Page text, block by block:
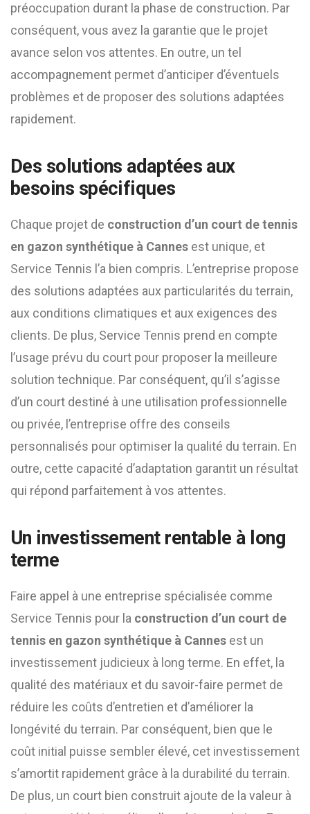
préoccupation durant la phase de construction. Par
conséquent, vous avez la garantie que le projet
avance selon vos attentes. En outre, un tel
accompagnement permet d’anticiper d’éventuels
problèmes et de proposer des solutions adaptées
rapidement.
Des solutions adaptées aux
besoins spécifiques
Chaque projet de construction d’un court de tennis
en gazon synthétique à Cannes est unique, et
Service Tennis l’a bien compris. L’entreprise propose
des solutions adaptées aux particularités du terrain,
aux conditions climatiques et aux exigences des
clients. De plus, Service Tennis prend en compte
l’usage prévu du court pour proposer la meilleure
solution technique. Par conséquent, qu’il s’agisse
d’un court destiné à une utilisation professionnelle
ou privée, l’entreprise offre des conseils
personnalisés pour optimiser la qualité du terrain. En
outre, cette capacité d’adaptation garantit un résultat
qui répond parfaitement à vos attentes.
Un investissement rentable à long
terme
Faire appel à une entreprise spécialisée comme
Service Tennis pour la construction d’un court de
tennis en gazon synthétique à Cannes est un
investissement judicieux à long terme. En effet, la
qualité des matériaux et du savoir-faire permet de
réduire les coûts d’entretien et d’améliorer la
longévité du terrain. Par conséquent, bien que le
coût initial puisse sembler élevé, cet investissement
s’amortit rapidement grâce à la durabilité du terrain.
De plus, un court bien construit ajoute de la valeur à